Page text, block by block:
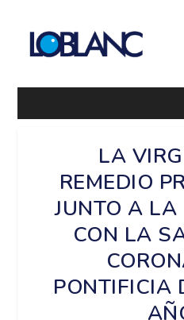
LA
REMEDIO
JUNTO A
CON LA
PONTIFICIA